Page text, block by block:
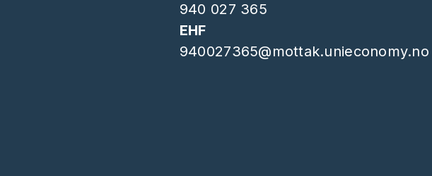
940 027 365
EHF
940027365@mottak.unieconomy.no